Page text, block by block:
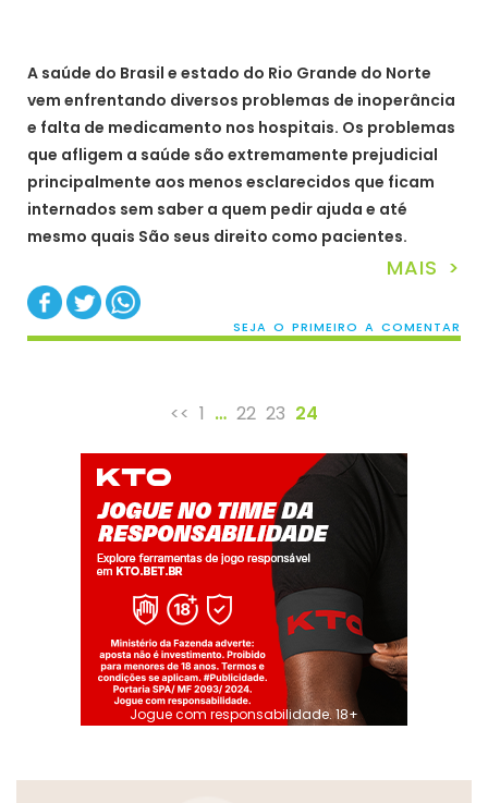
A saúde do Brasil e estado do Rio Grande do Norte
vem enfrentando diversos problemas de inoperância
e falta de medicamento nos hospitais. Os problemas
que afligem a saúde são extremamente prejudicial
principalmente aos menos esclarecidos que ficam
internados sem saber a quem pedir ajuda e até
mesmo quais São seus direito como pacientes.
MAIS >
SEJA O PRIMEIRO A COMENTAR
<< 1 … 22 23 24
Jogue com responsabilidade. 18+